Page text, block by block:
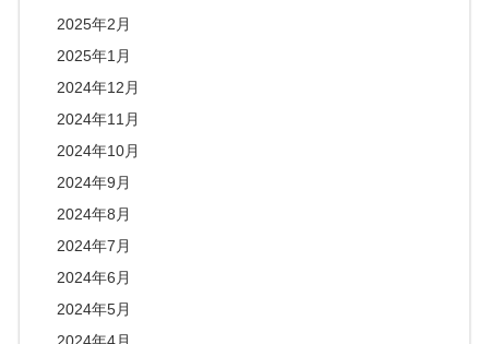
2025年2月
2025年1月
2024年12月
2024年11月
2024年10月
2024年9月
2024年8月
2024年7月
2024年6月
2024年5月
2024年4月